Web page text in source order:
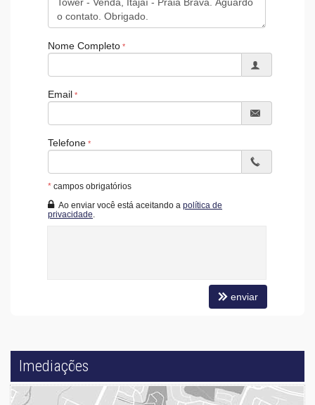
Acessibilidade para PNE
Hidromassagem
Nome Completo
Email
Telefone
* campos obrigatórios
Ao enviar você está aceitando a política de
privacidade
enviar
Imediações